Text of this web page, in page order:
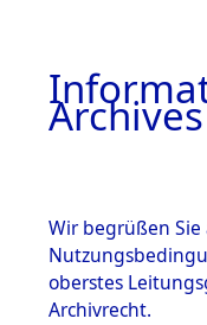
Archives
Wir begrüßen Sie
oberstes
Archivrecht.